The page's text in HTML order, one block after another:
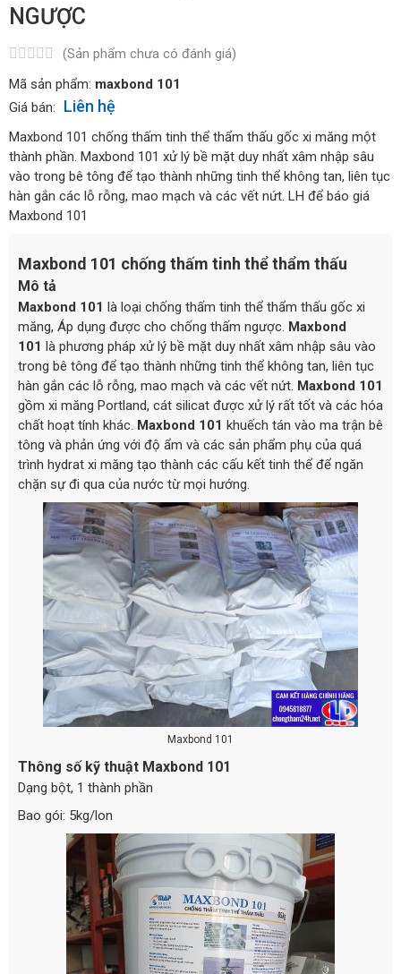
NGƯỢC
(Sản phẩm chưa có đánh giá)
Mã sản phẩm: maxbond 101
Giá bán:
Liên hệ
Maxbond 101 chống thấm tinh thể thẩm thấu gốc xi măng một
thành phần. Maxbond 101 xử lý bề mặt duy nhất xâm nhập sâu
vào trong bê tông để tạo thành những tinh thể không tan, liên tục
hàn gắn các lỗ rỗng, mao mạch và các vết nứt. LH để báo giá
Maxbond 101
Maxbond 101 chống thấm tinh thể thẩm thấu
Mô tả
Maxbond 101 là loại chống thấm tinh thể thẩm thấu gốc xi
măng, Áp dụng được cho chống thấm ngược. Maxbond
101 là phương pháp xử lý bề mặt duy nhất xâm nhập sâu vào
trong bê tông để tạo thành những tinh thể không tan, liên tục
hàn gắn các lỗ rỗng, mao mạch và các vết nứt. Maxbond 101
gồm xi măng Portland, cát silicat được xử lý rất tốt và các hóa
chất hoạt tính khác. Maxbond 101 khuếch tán vào ma trận bê
tông và phản ứng với độ ẩm và các sản phẩm phụ của quá
trình hydrat xi măng tạo thành các cấu kết tinh thể để ngăn
chặn sự đi qua của nước từ mọi hướng.
Maxbond 101
Thông số kỹ thuật Maxbond 101
Dạng bột, 1 thành phần
Bao gói: 5kg/lon